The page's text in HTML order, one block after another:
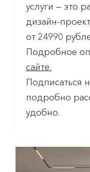
услуги — это
дизайн-
от 24990
Подробное
сайте.
Подписаться
подробно
удобно.